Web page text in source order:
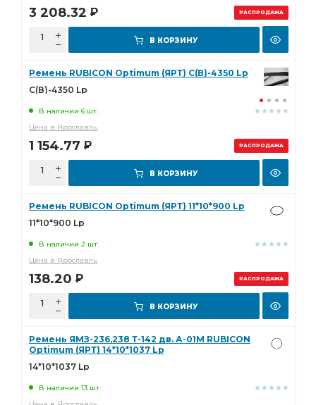
РАСПРОДАЖА
3 208.32 Р
В КОРЗИНУ
РАСПРОДАЖА
Ремень RUBICON Optimum (ЯРТ) С(В)-4350 Lp
С(В)-4350 Lp
В наличии 6 шт.
Цена в Ярославль
1 154.77 Р
В КОРЗИНУ
РАСПРОДАЖА
Ремень RUBICON Optimum (ЯРТ) 11*10*900 Lp
11*10*900 Lp
В наличии 2 шт.
Цена в Ярославль
138.20 Р
В КОРЗИНУ
Ремень ЯМЗ-236,238 Т-142 дв. А-01М RUBICON
Optimum (ЯРТ) 14*10*1037 Lp
14*10*1037 Lp
В наличии 13 шт.